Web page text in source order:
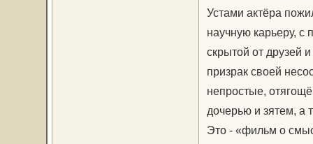
Устами актёра
научную карьеру, с
скрытой от друзей
призрак своей
непростые,
дочерью и зятем, а
Это - «фильм о